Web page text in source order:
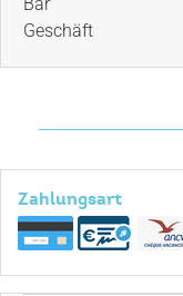
Geschäft
Zahlungsart